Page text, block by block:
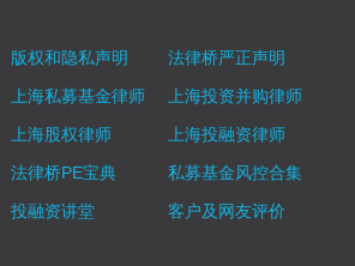
版权和隐私声明
法律桥严正声明
上海私募基金律师
上海投资并购律师
上海股权律师
上海投融资律师
法律桥PE宝典
私募基金风控合集
投融资讲堂
客户及网友评价